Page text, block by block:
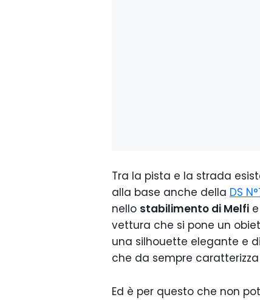
Tra la pista e la strada
alla base anche della DS
nello stabilimento di Melfi
vettura che si pone un
una silhouette elegante e
che da sempre
Ed è per questo che non